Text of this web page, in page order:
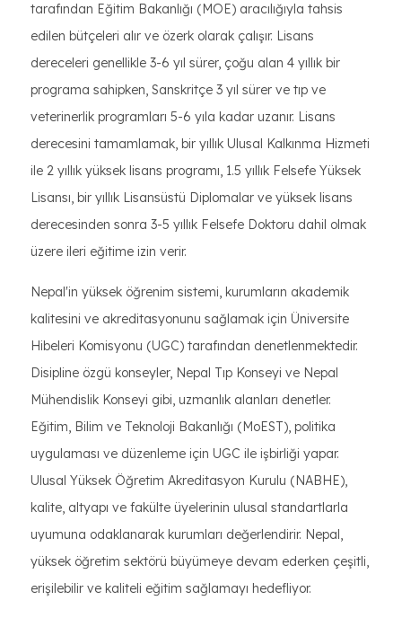
tarafından Eğitim Bakanlığı (MOE) aracılığıyla tahsis
edilen bütçeleri alır ve özerk olarak çalışır. Lisans
dereceleri genellikle 3-6 yıl sürer, çoğu alan 4 yıllık bir
programa sahipken, Sanskritçe 3 yıl sürer ve tıp ve
veterinerlik programları 5-6 yıla kadar uzanır. Lisans
derecesini tamamlamak, bir yıllık Ulusal Kalkınma Hizmeti
ile 2 yıllık yüksek lisans programı, 1.5 yıllık Felsefe Yüksek
Lisansı, bir yıllık Lisansüstü Diplomalar ve yüksek lisans
derecesinden sonra 3-5 yıllık Felsefe Doktoru dahil olmak
üzere ileri eğitime izin verir.
Nepal'in yüksek öğrenim sistemi, kurumların akademik
kalitesini ve akreditasyonunu sağlamak için Üniversite
Hibeleri Komisyonu (UGC) tarafından denetlenmektedir.
Disipline özgü konseyler, Nepal Tıp Konseyi ve Nepal
Mühendislik Konseyi gibi, uzmanlık alanları denetler.
Eğitim, Bilim ve Teknoloji Bakanlığı (MoEST), politika
uygulaması ve düzenleme için UGC ile işbirliği yapar.
Ulusal Yüksek Öğretim Akreditasyon Kurulu (NABHE),
kalite, altyapı ve fakülte üyelerinin ulusal standartlarla
uyumuna odaklanarak kurumları değerlendirir. Nepal,
yüksek öğretim sektörü büyümeye devam ederken çeşitli,
erişilebilir ve kaliteli eğitim sağlamayı hedefliyor.